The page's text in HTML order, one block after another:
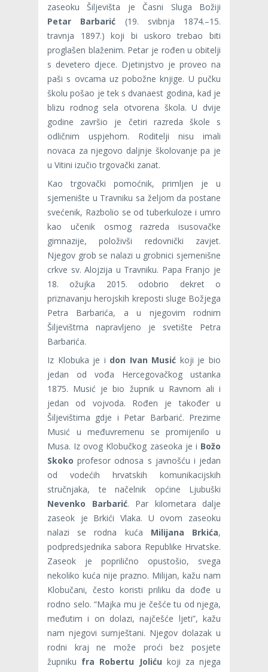
zaseoku Šiljevišta je Časni Sluga Božiji
Petar Barbarić (19. svibnja 1874.–15.
travnja 1897.) koji bi uskoro trebao biti
proglašen blaženim. Petar je rođen u obitelji
s devetero djece. Djetinjstvo je proveo na
paši s ovcama uz pobožne knjige. U pučku
školu pošao je tek s dvanaest godina, kad je
blizu rodnog sela otvorena škola. U dvije
godine završio je četiri razreda škole s
odličnim uspjehom. Roditelji nisu imali
novaca za njegovo daljnje školovanje pa je
u Vitini izučio trgovački zanat.
Kao trgovački pomoćnik, primljen je u
sjemenište u Travniku sa željom da postane
svećenik, Razbolio se od tuberkuloze i umro
kao učenik osmog razreda isusovačke
gimnazije, položivši redovnički zavjet.
Njegov grob se nalazi u grobnici sjemenišne
crkve sv. Alojzija u Travniku. Papa Franjo je
18. ožujka 2015. odobrio dekret o
priznavanju herojskih kreposti sluge Božjega
Petra Barbarića, a u njegovim rodnim
Šiljevištma napravljeno je svetište Petra
Barbarića.
Iz Klobuka je i don Ivan Musić koji je bio
jedan od vođa Hercegovačkog ustanka
1875. Musić je bio župnik u Ravnom ali i
jedan od vojvoda. Rođen je također u
Šiljevištima gdje i Petar Barbarić. Prezime
Musić u međuvremenu se promijenilo u
Musa. Iz ovog Klobučkog zaseoka je i Božo
Skoko profesor odnosa s javnošću i jedan
od vodećih hrvatskih komunikacijskih
stručnjaka, te načelnik općine Ljubuški
Nevenko Barbarić. Par kilometara dalje
zaseok je Brkići Vlaka. U ovom zaseoku
nalazi se rodna kuća Milijana Brkića,
podpredsjednika sabora Republike Hrvatske.
Zaseok je poprilično opustošio, svega
nekoliko kuća nije prazno. Milijan, kažu nam
Klobučani, često koristi priliku da dođe u
rodno selo. “Majka mu je češće tu od njega,
međutim i on dolazi, najčešće ljeti”, kažu
nam njegovi sumještani. Njegov dolazak u
rodni kraj ne može proći bez posjete
župniku fra Robertu Joliću koji za njega